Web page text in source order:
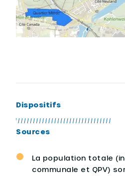
Dispositifs
Sources
La population totale
communale et QPV)